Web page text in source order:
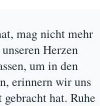
mag nicht mehr
Herzen
um in den
erinnern wir uns
hat. Ruhe